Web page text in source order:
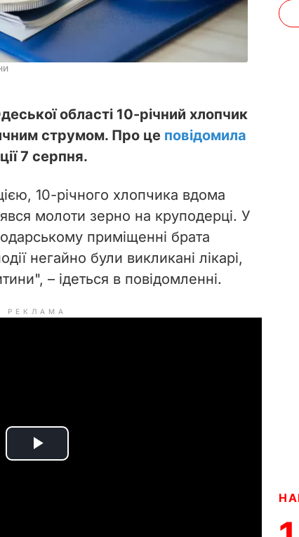
області 10-річний хлопчик
струмом. Про це повідомила
7 серпня.
10-річного хлопчика вдома
молоти зерно на круподерці. У
приміщенні брата
негайно були викликані лікарі,
– ідеться в повідомленні.
РЕКЛАМА
P